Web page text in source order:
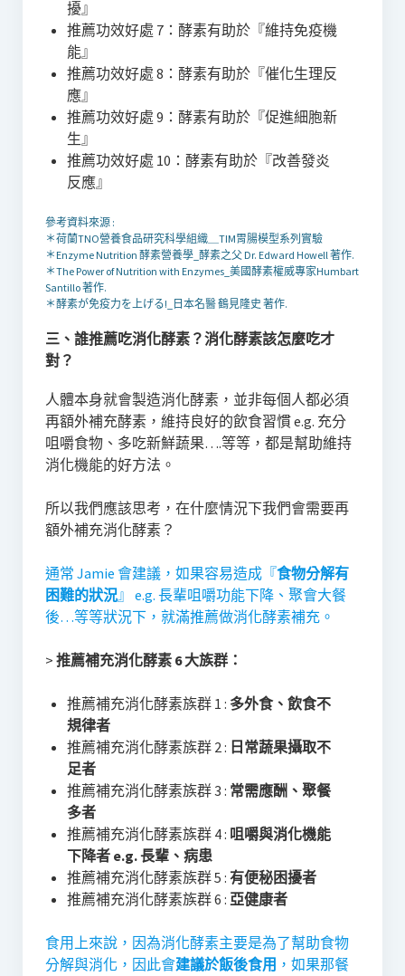
擾』
推薦功效好處 7：酵素有助於『維持免疫機
能』
推薦功效好處 8：酵素有助於『催化生理反
應』
推薦功效好處 9：酵素有助於『促進細胞新
生』
推薦功效好處 10：酵素有助於『改善發炎
反應』
參考資料來源 :
＊荷蘭TNO營養食品研究科學組織＿TIM胃腸模型系列實驗
＊Enzyme Nutrition 酵素營養學_酵素之父 Dr. Edward Howell 著作.
＊The Power of Nutrition with Enzymes_美國酵素權威專家Humbart
Santillo 著作.
＊酵素が免疫力を上げる!_日本名醫 鶴見隆史 著作.
三、誰推薦吃消化酵素？消化酵素該怎麼吃才
對？
人體本身就會製造消化酵素，並非每個人都必須
再額外補充酵素，維持良好的飲食習慣 e.g. 充分
咀嚼食物、多吃新鮮蔬果….等等，都是幫助維持
消化機能的好方法。
所以我們應該思考，在什麼情況下我們會需要再
額外補充消化酵素？
通常 Jamie 會建議，如果容易造成『食物分解有
困難的狀況』 e.g. 長輩咀嚼功能下降、聚會大餐
後…等等狀況下，就滿推薦做消化酵素補充。
> 推薦補充消化酵素 6 大族群：
推薦補充消化酵素族群 1 : 多外食、飲食不
規律者
推薦補充消化酵素族群 2 : 日常蔬果攝取不
足者
推薦補充消化酵素族群 3 : 常需應酬、聚餐
多者
推薦補充消化酵素族群 4 : 咀嚼與消化機能
下降者 e.g. 長輩、病患
推薦補充消化酵素族群 5 : 有便秘困擾者
推薦補充消化酵素族群 6 : 亞健康者
食用上來說，因為消化酵素主要是為了幫助食物
分解與消化，因此會建議於飯後食用 ，如果那餐